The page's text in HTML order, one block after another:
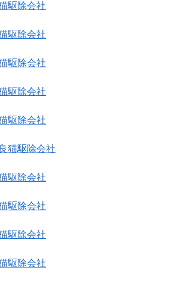
駆除会社
駆除会社
駆除会社
駆除会社
駆除会社
猫駆除会社
駆除会社
駆除会社
駆除会社
駆除会社